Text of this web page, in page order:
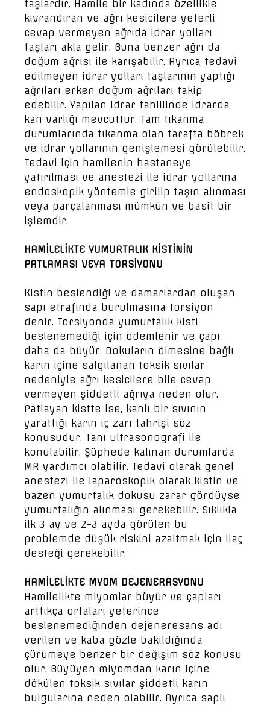
taşlardır. Hamile bir kadında özellikle
kıvrandıran ve ağrı kesicilere yeterli
cevap vermeyen ağrıda idrar yolları
taşları akla gelir. Buna benzer ağrı da
doğum ağrısı ile karışabilir. Ayrıca tedavi
edilmeyen idrar yolları taşlarının yaptığı
ağrıları erken doğum ağrıları takip
edebilir. Yapılan idrar tahlilinde idrarda
kan varlığı mevcuttur. Tam tıkanma
durumlarında tıkanma olan tarafta böbrek
ve idrar yollarının genişlemesi görülebilir.
Tedavi için hamilenin hastaneye
yatırılması ve anestezi ile idrar yollarına
endoskopik yöntemle girilip taşın alınması
veya parçalanması mümkün ve basit bir
işlemdir.
HAMİLELİKTE YUMURTALIK KİSTİNİN
PATLAMASI VEYA TORSİYONU
Kistin beslendiği ve damarlardan oluşan
sapı etrafında burulmasına torsiyon
denir. Torsiyonda yumurtalık kisti
beslenemediği için ödemlenir ve çapı
daha da büyür. Dokuların ölmesine bağlı
karın içine salgılanan toksik sıvılar
nedeniyle ağrı kesicilere bile cevap
vermeyen şiddetli ağrıya neden olur.
Patlayan kistte ise, kanlı bir sıvının
yarattığı karın iç zarı tahrişi söz
konusudur. Tanı ultrasonografi ile
konulabilir. Şüphede kalınan durumlarda
MR yardımcı olabilir. Tedavi olarak genel
anestezi ile laparoskopik olarak kistin ve
bazen yumurtalık dokusu zarar gördüyse
yumurtalığın alınması gerekebilir. Sıklıkla
ilk 3 ay ve 2-3 ayda görülen bu
problemde düşük riskini azaltmak için ilaç
desteği gerekebilir.
HAMİLELİKTE MYOM DEJENERASYONU
Hamilelikte miyomlar büyür ve çapları
arttıkça ortaları yeterince
beslenemediğinden dejeneresans adı
verilen ve kaba gözle bakıldığında
çürümeye benzer bir değişim söz konusu
olur. Büyüyen miyomdan karın içine
dökülen toksik sıvılar şiddetli karın
bulgularına neden olabilir. Ayrıca saplı